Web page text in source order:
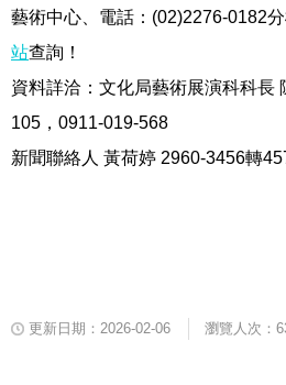
藝術中心、電話：(02)2276-0182
站查詢！
資料詳洽：文化局藝術展演科科長
105，0911-019-568
新聞聯絡人 黃荷婷 2960-3456轉
更新日期：2026-02-06 瀏覽人次：